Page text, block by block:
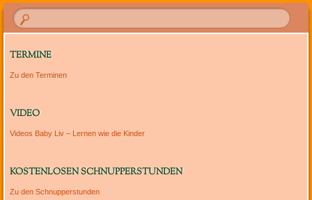
TERMINE
Zu den Terminen
VIDEO
Videos Baby Liv – Lernen wie die Kinder
KOSTENLOSEN SCHNUPPERSTUNDEN
Zu den Schnupperstunden